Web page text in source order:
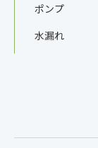
ポンプ
水漏れ